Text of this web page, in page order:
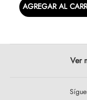
AGREGAR AL